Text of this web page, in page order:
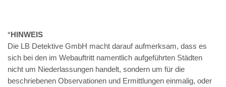
*HINWEIS
Die LB Detektive GmbH macht darauf aufmerksam, dass es
sich bei den im Webauftritt namentlich aufgeführten Städten
nicht um Niederlassungen handelt, sondern um für die
beschriebenen Observationen und Ermittlungen einmalig, oder